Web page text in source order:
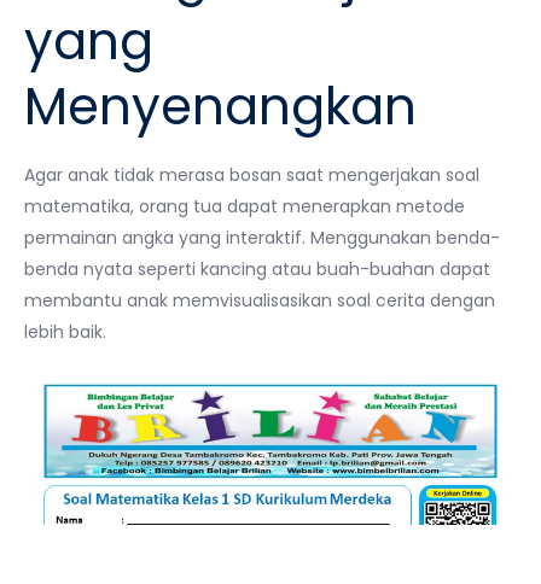
yang
Menyenangkan
Agar anak tidak merasa bosan saat mengerjakan soal
matematika, orang tua dapat menerapkan metode
permainan angka yang interaktif. Menggunakan benda-
benda nyata seperti kancing atau buah-buahan dapat
membantu anak memvisualisasikan soal cerita dengan
lebih baik.